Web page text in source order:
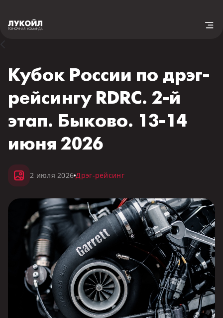
Кубок России по дрэг-
рейсингу RDRC. 2-й
этап. Быково. 13-14
июня 2026
2 июля 2026 Дрэг-рейсинг